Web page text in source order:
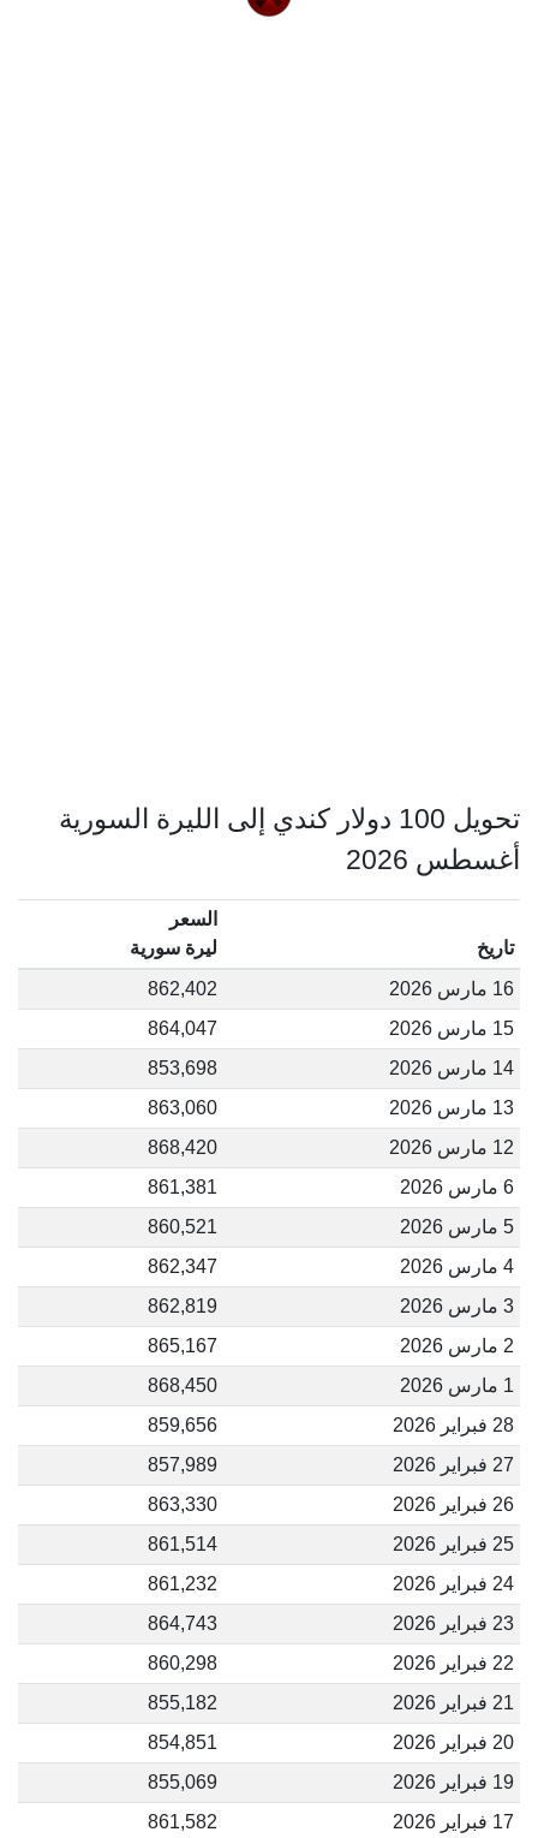
تحويل 100 دولار كندي إلى الليرة السورية
أغسطس 2026
تاريخ
السعر
ليرة سورية
16 مارس 2026
862,402
15 مارس 2026
864,047
14 مارس 2026
853,698
13 مارس 2026
863,060
12 مارس 2026
868,420
6 مارس 2026
861,381
5 مارس 2026
860,521
4 مارس 2026
862,347
3 مارس 2026
862,819
2 مارس 2026
865,167
1 مارس 2026
868,450
28 فبراير 2026
859,656
27 فبراير 2026
857,989
26 فبراير 2026
863,330
25 فبراير 2026
861,514
24 فبراير 2026
861,232
23 فبراير 2026
864,743
22 فبراير 2026
860,298
21 فبراير 2026
855,182
20 فبراير 2026
854,851
19 فبراير 2026
855,069
17 فبراير 2026
861,582